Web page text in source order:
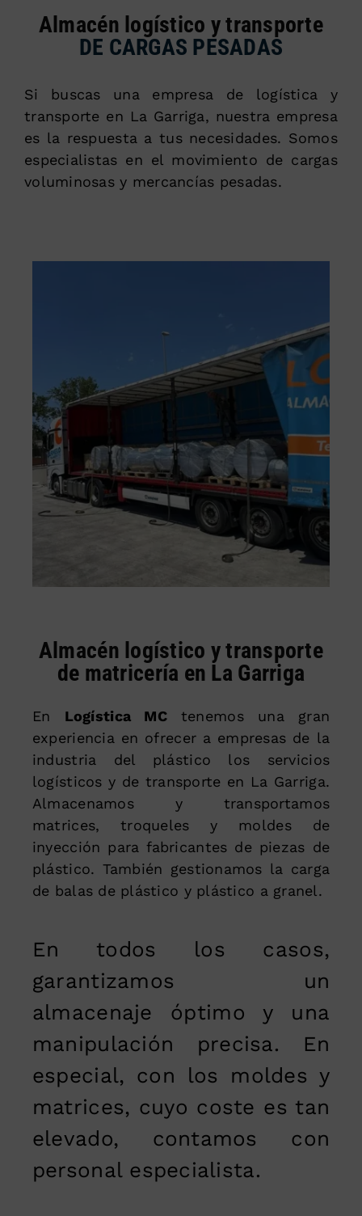
Almacén logístico y transporte
DE CARGAS PESADAS
Si buscas una empresa de logística y
transporte en La Garriga, nuestra empresa
es la respuesta a tus necesidades. Somos
especialistas en el movimiento de cargas
voluminosas y mercancías pesadas.
Almacén logístico y transporte
de matricería en La Garriga
En Logística MCtenemos una gran
experiencia en ofrecer a empresas de la
industria del plástico los servicios
logísticos y de transporte en La Garriga.
Almacenamos y transportamos
matrices, troqueles y moldes de
inyección para fabricantes de piezas de
plástico. También gestionamos la carga
de balas de plástico y plástico a granel.
En todos los casos,
garantizamos un
almacenaje óptimo y una
manipulación precisa. En
especial, con los moldes y
matrices, cuyo coste es tan
elevado, contamos con
personal especialista.